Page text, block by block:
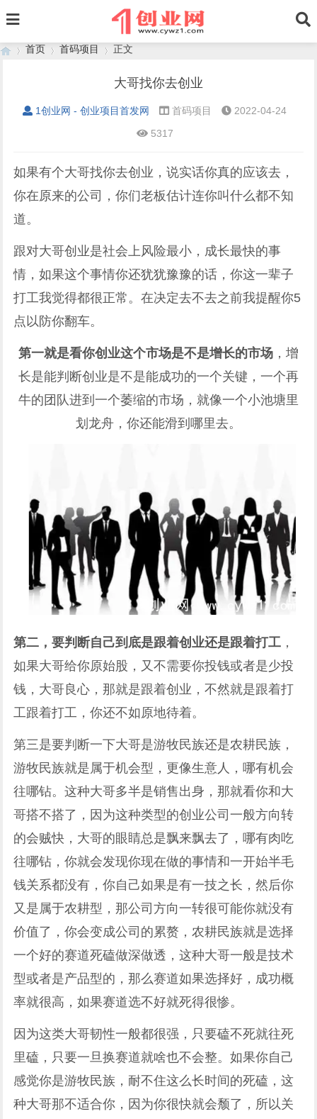
首页
›
首码项目
›
正文
大哥找你去创业
1创业网 - 创业项目首发网 首码项目
2022-04-24
5317
如果有个大哥找你去创业，说实话你真的应该去，
你在原来的公司，你们老板估计连你叫什么都不知
道。
跟对大哥创业是社会上风险最小，成长最快的事
情，如果这个事情你还犹犹豫豫的话，你这一辈子
打工我觉得都很正常。在决定去不去之前我提醒你5
点以防你翻车。
第一就是看你创业这个市场是不是增长的市场，增
长是能判断创业是不是能成功的一个关键，一个再
牛的团队进到一个萎缩的市场，就像一个小池塘里
划龙舟，你还能滑到哪里去。
第二，要判断自己到底是跟着创业还是跟着打工 ，
如果大哥给你原始股，又不需要你投钱或者是少投
钱，大哥良心，那就是跟着创业，不然就是跟着打
工跟着打工，你还不如原地待着。
第三是要判断一下大哥是游牧民族还是农耕民族，
游牧民族就是属于机会型，更像生意人，哪有机会
往哪钻。这种大哥多半是销售出身，那就看你和大
哥搭不搭了，因为这种类型的创业公司一般方向转
的会贼快，大哥的眼睛总是飘来飘去了，哪有肉吃
往哪钻，你就会发现你现在做的事情和一开始半毛
钱关系都没有，你自己如果是有一技之长，然后你
又是属于农耕型，那公司方向一转很可能你就没有
价值了，你会变成公司的累赘，农耕民族就是选择
一个好的赛道死磕做深做透，这种大哥一般是技术
型或者是产品型的，那么赛道如果选择好，成功概
率就很高，如果赛道选不好就死得很惨。
因为这类大哥韧性一般都很强，只要磕不死就往死
里磕，只要一旦换赛道就啥也不会整。如果你自己
感觉你是游牧民族，耐不住这么长时间的死磕，这
种大哥那不适合你，因为你很快就会颓了，所以关